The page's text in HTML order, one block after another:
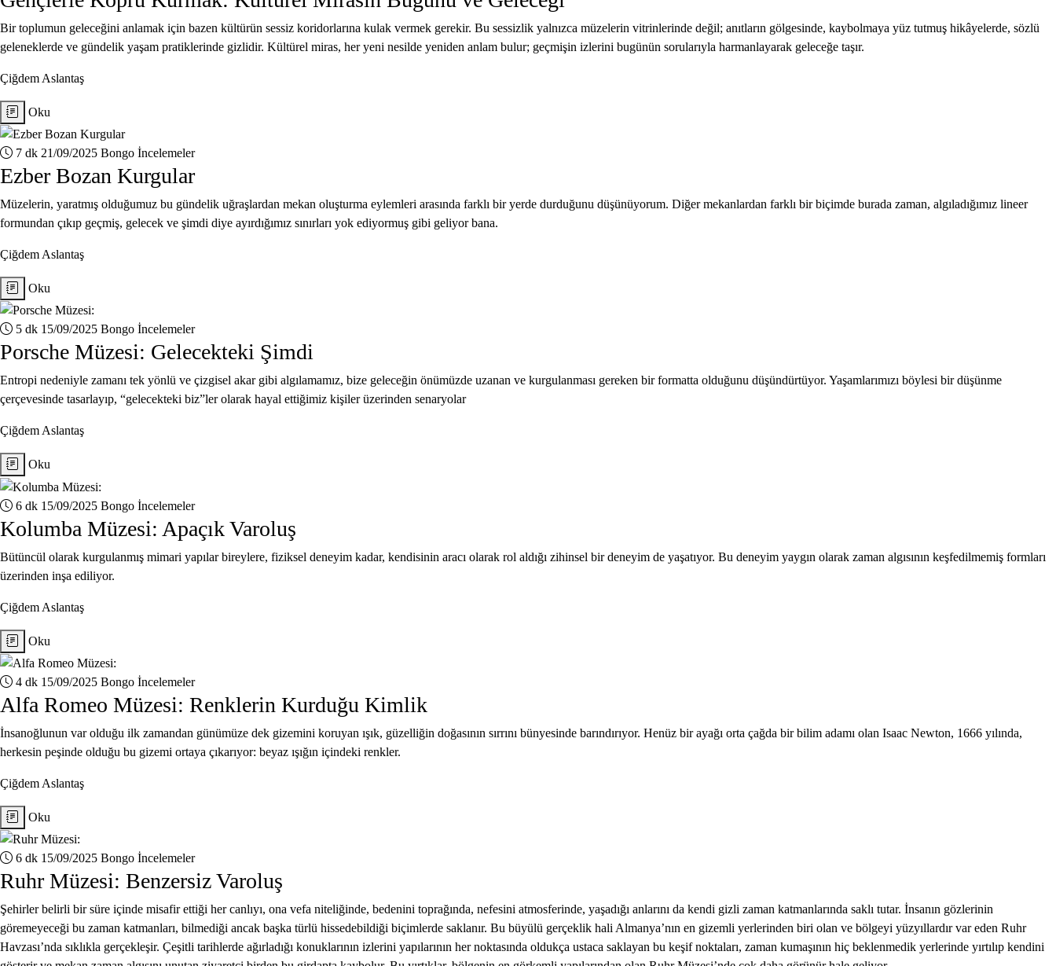
Bir toplumun geleceğini anlamak için bazen kültürün sessiz koridorlarına kulak vermek gerekir. Bu sessizlik yalnızca müzelerin vitrinlerinde değil; anıtların gölgesinde, kaybolmaya yüz tutmuş hikâyelerde, sözlü
geleneklerde ve gündelik yaşam pratiklerinde gizlidir. Kültürel miras, her yeni nesilde yeniden anlam bulur; geçmişin izlerini bugünün sorularıyla harmanlayarak geleceğe taşır.
Çiğdem Aslantaş
Oku
7 dk 21/09/2025 Bongo İncelemeler
Ezber Bozan Kurgular
Müzelerin, yaratmış olduğumuz bu gündelik uğraşlardan mekan oluşturma eylemleri arasında farklı bir yerde durduğunu düşünüyorum. Diğer mekanlardan farklı bir biçimde burada zaman, algıladığımız lineer
formundan çıkıp geçmiş, gelecek ve şimdi diye ayırdığımız sınırları yok ediyormuş gibi geliyor bana.
Çiğdem Aslantaş
Oku
5 dk 15/09/2025 Bongo İncelemeler
Porsche Müzesi: Gelecekteki Şimdi
Entropi nedeniyle zamanı tek yönlü ve çizgisel akar gibi algılamamız, bize geleceğin önümüzde uzanan ve kurgulanması gereken bir formatta olduğunu düşündürtüyor. Yaşamlarımızı böylesi bir düşünme
çerçevesinde tasarlayıp, “gelecekteki biz”ler olarak hayal ettiğimiz kişiler üzerinden senaryolar
Çiğdem Aslantaş
Oku
6 dk 15/09/2025 Bongo İncelemeler
Kolumba Müzesi: Apaçık Varoluş
Bütüncül olarak kurgulanmış mimari yapılar bireylere, fiziksel deneyim kadar, kendisinin aracı olarak rol aldığı zihinsel bir deneyim de yaşatıyor. Bu deneyim yaygın olarak zaman algısının keşfedilmemiş formları
üzerinden inşa ediliyor.
Çiğdem Aslantaş
Oku
4 dk 15/09/2025 Bongo İncelemeler
Alfa Romeo Müzesi: Renklerin Kurduğu Kimlik
İnsanoğlunun var olduğu ilk zamandan günümüze dek gizemini koruyan ışık, güzelliğin doğasının sırrını bünyesinde barındırıyor. Henüz bir ayağı orta çağda bir bilim adamı olan Isaac Newton, 1666 yılında,
herkesin peşinde olduğu bu gizemi ortaya çıkarıyor: beyaz ışığın içindeki renkler.
Çiğdem Aslantaş
Oku
6 dk 15/09/2025 Bongo İncelemeler
Ruhr Müzesi: Benzersiz Varoluş
Şehirler belirli bir süre içinde misafir ettiği her canlıyı, ona vefa niteliğinde, bedenini toprağında, nefesini atmosferinde, yaşadığı anlarını da kendi gizli zaman katmanlarında saklı tutar. İnsanın gözlerinin
göremeyeceği bu zaman katmanları, bilmediği ancak başka türlü hissedebildiği biçimlerde saklanır. Bu büyülü gerçeklik hali Almanya’nın en gizemli yerlerinden biri olan ve bölgeyi yüzyıllardır var eden Ruhr
Havzası’nda sıklıkla gerçekleşir. Çeşitli tarihlerde ağırladığı konuklarının izlerini yapılarının her noktasında oldukça ustaca saklayan bu keşif noktaları, zaman kumaşının hiç beklenmedik yerlerinde yırtılıp kendini